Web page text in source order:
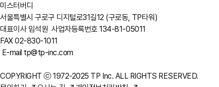
미스터버디
서울특별시 구로구 디지털로31길12 (구로동, TP타워)
대표이사 임석원 사업자등록번호 134-81-05011
FAX 02-830-1011
E-mail tp@tp-inc.com
COPYRIGHT ⓒ 1972-2025 TP Inc. ALL RIGHTS RESERVED.